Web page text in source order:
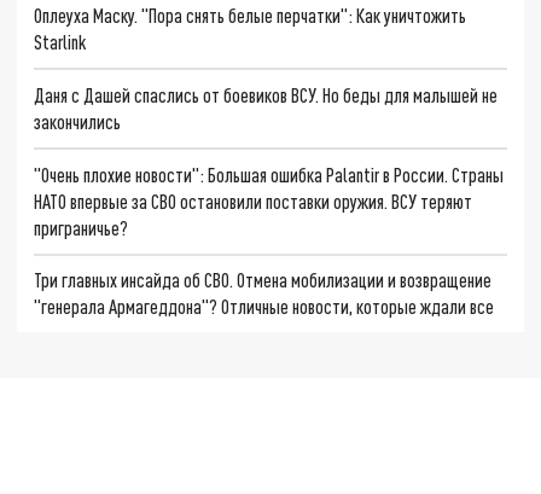
Оплеуха Маску. "Пора снять белые перчатки": Как уничтожить
Starlink
Даня с Дашей спаслись от боевиков ВСУ. Но беды для малышей не
закончились
"Очень плохие новости": Большая ошибка Palantir в России. Страны
НАТО впервые за СВО остановили поставки оружия. ВСУ теряют
приграничье?
Три главных инсайда об СВО. Отмена мобилизации и возвращение
"генерала Армагеддона"? Отличные новости, которые ждали все